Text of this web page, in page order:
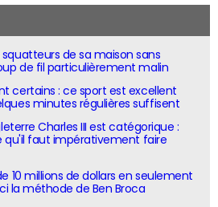
squatteurs de sa maison sans
de fil particulièrement malin
certains : ce sport est excellent
minutes régulières suffisent
Charles III est catégorique :
qu'il faut impérativement faire
10 millions de dollars en seulement
la méthode de Ben Broca